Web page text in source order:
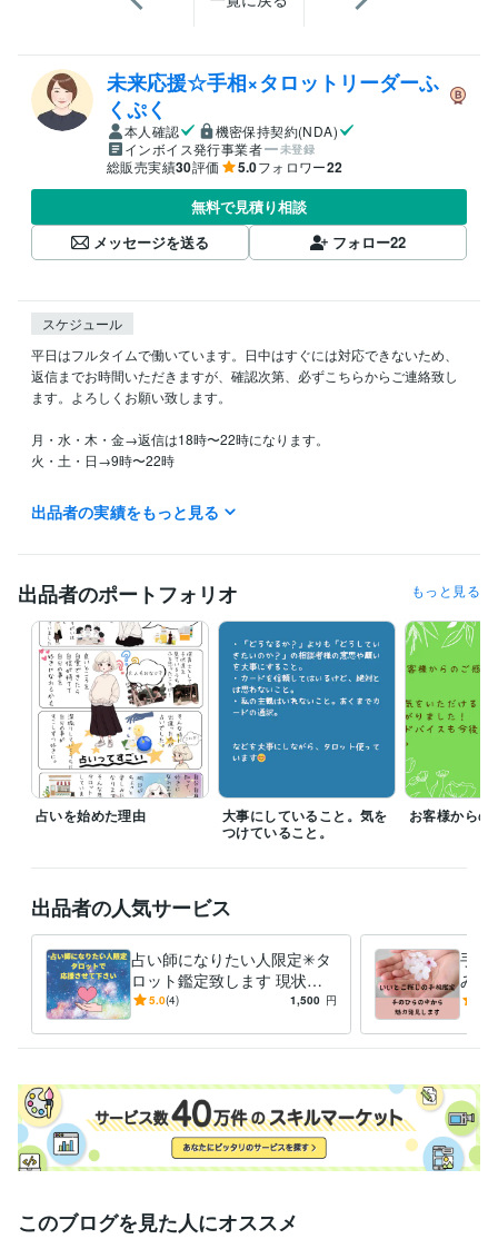
未来応援☆手相×タロットリーダーふ
くぷく
本人確認
機密保持契約(NDA)
インボイス発行事業者
未登録
総販売実績30評価 5.0フォロワー22
無料で見積り相談
メッセージを送る
フォロー22
スケジュール
平日はフルタイムで働いています。日中はすぐには対応できないため、
返信までお時間いただきますが、確認次第、必ずこちらからご連絡致し
ます。よろしくお願い致します。
月・水・木・金→返信は18時〜22時になります。
火・土・日→9時〜22時
＊現在電話メニューはお休みしております＊
営業 / 個人営業 経験年数 : 7年
ライフスタイル・その他 / 占い師 経験年数 : 2年
ライフスタイル・その他 / マッサージ師・セラピスト 経験年数 : 4年
ライフスタイル・その他 / 保育士・ベビーシッター 経験年数 : 9年
得意分野
占い タロット占い
恋愛 仕事 占い
占い ルノルマンカード占い 手相
出品者の実績をもっと見る
出品者のポートフォリオ もっと見る
占いを始めた理由
大事にしていること。気を
つけていること。
お客様からの
出品者の人気サービス
占い師になりたい人限定✳︎タ
ロット鑑定致します 現状・
行動のアドバイスなど、今出
5.0(4) 1,500 円
手の
みつ
手
このブログを見た人にオススメ